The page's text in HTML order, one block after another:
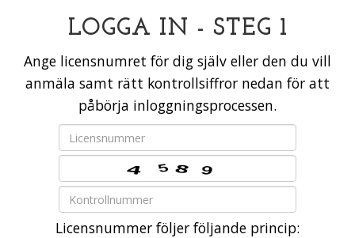
LOGGA IN - STEG 1
Ange licensnumret för dig själv eller den du vill
anmäla samt rätt kontrollsiffror nedan för att
påbörja inloggningsprocessen.
Licensnummer följer följande princip: